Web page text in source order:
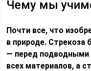
Чему мы
Почти все, что
в природе.
— перед подводными
всех материалов, а